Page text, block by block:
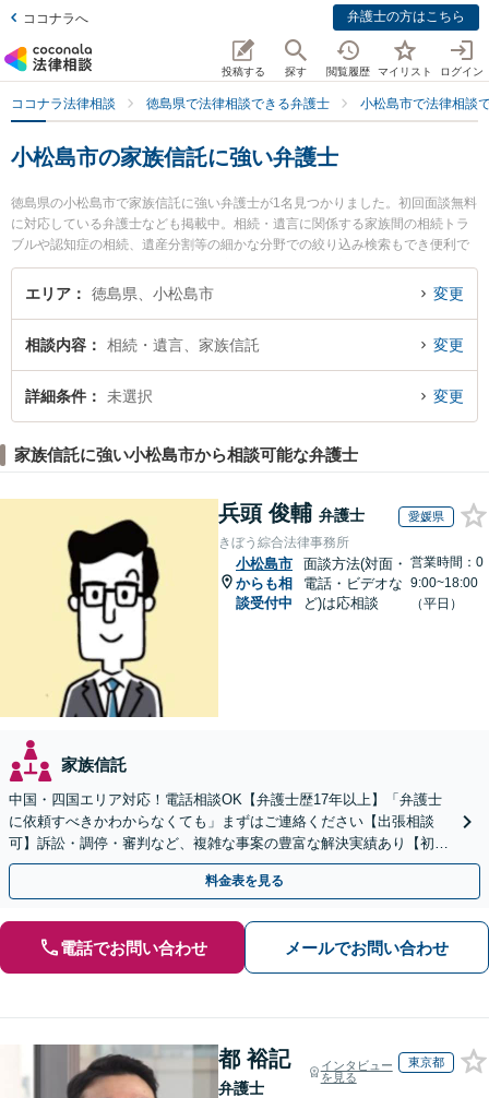
ココナラへ 弁護士の方はこちら
投稿する 探す 閲覧履歴 マイリスト ログイン
ココナラ法律相談 徳島県で法律相談できる弁護士 小松島市で法律相談
小松島市の家族信託に強い弁護士
徳島県の小松島市で家族信託に強い弁護士が1名見つかりました。初回面談無料
に対応している弁護士なども掲載中。相続・遺言に関係する家族間の相続トラ
ブルや認知症の相続、遺産分割等の細かな分野での絞り込み検索もでき便利で
す。特に小松島みなと法律事務所の宮武 利行弁護士のプロフィール情報や弁護
士費用、強みなどが注目されています。『小松島市で土日や夜間に発生した家
談できる小松島市内の弁護士に相談予約したい』などでお困りの相談者さんに
おすすめです。
エリア 徳島県、小松島市 変更
相談内容 相続・遺言、家族信託 変更
詳細条件 未選択 変更
家族信託に強い小松島市から相談可能な弁護士
兵頭 俊輔 弁護士 愛媛県
きぼう綜合法律事務所
小松島市
からも相
談受付中
面談方法(対面・
電話・ビデオな
ど)は応相談
営業時間：0
9:00~18:00
（平日）
家族信託
中国・四国エリア対応！電話相談OK【弁護士歴17年以上】「弁護士
に依頼すべきかわからなくても」まずはご連絡ください【出張相談
可】訴訟・調停・審判など、複雑な事案の豊富な解決実績あり【初回
相談無料】初回面談のみで解決できるケースもあります
料金表を見る
電話でお問い合わせ メールでお問い合わせ
都 裕記
弁護士
インタビュー
を見る
東京都